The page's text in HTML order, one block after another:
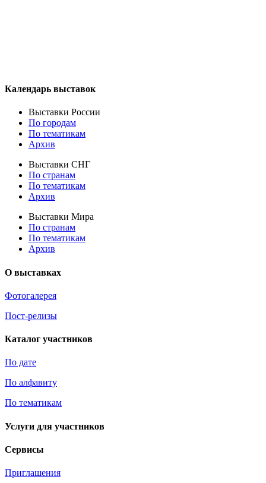
Календарь выставок
Выставки России
По городам
По тематикам
Архив
Выставки СНГ
По странам
По тематикам
Архив
Выставки Мира
По странам
По тематикам
Архив
О выставках
Фотогалерея
Пост-релизы
Каталог участников
По дате
По алфавиту
По тематикам
Услуги для участников
Сервисы
Приглашения